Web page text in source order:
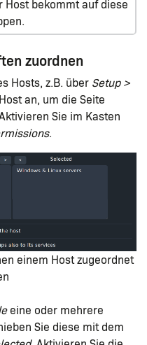
bekommt auf diese
zuordnen
Hosts, z.B. über Setup >
an, um die Seite
Sie im Kasten
.
einem Host zugeordnet
eine oder mehrere
Sie diese mit dem